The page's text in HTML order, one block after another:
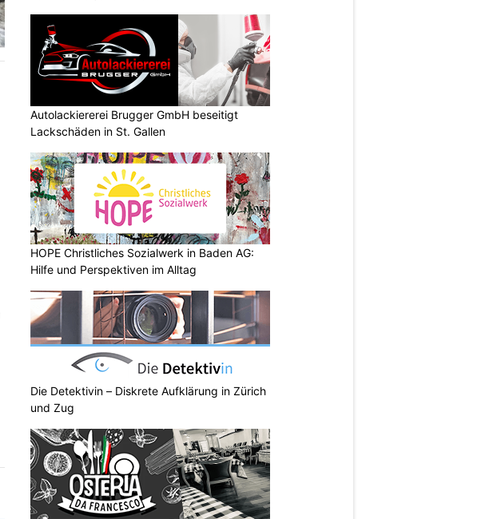
Autolackiererei Brugger GmbH beseitigt
Lackschäden in St. Gallen
HOPE Christliches Sozialwerk in Baden AG:
Hilfe und Perspektiven im Alltag
Die Detektivin – Diskrete Aufklärung in Zürich
und Zug